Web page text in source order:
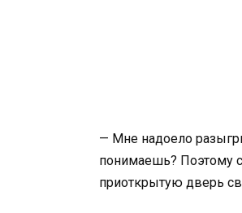
— Мне надоело
понимаешь? Поэтому
приоткрытую дверь